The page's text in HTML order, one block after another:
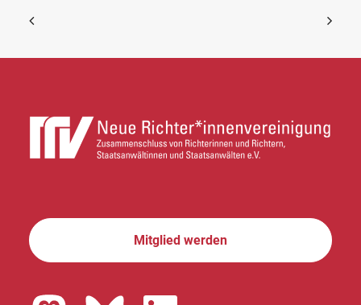
Mitglied werden